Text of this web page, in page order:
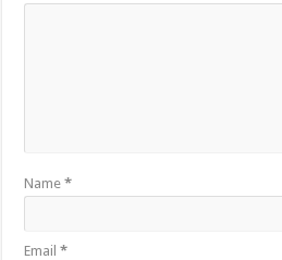
Name*
Email*